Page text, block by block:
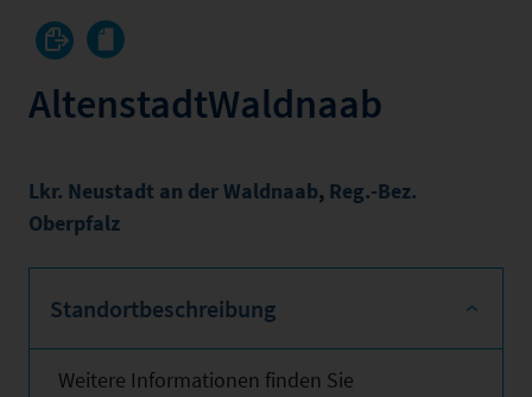
AltenstadtWaldnaab
Lkr. Neustadt an der Waldnaab, Reg.-Bez.
Oberpfalz
Standortbeschreibung
Weitere Informationen finden Sie